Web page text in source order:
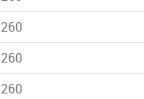
260
260
260